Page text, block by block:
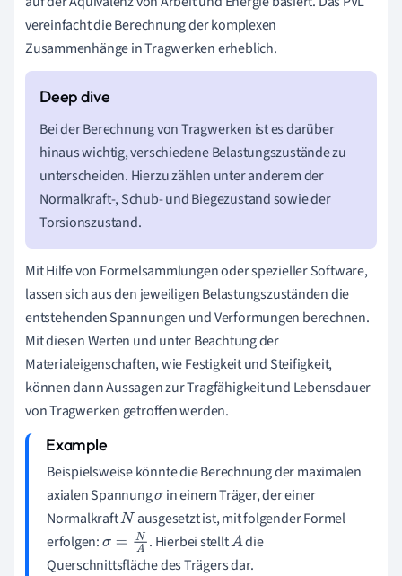
vereinfacht die Berechnung der komplexen
Zusammenhänge in Tragwerken erheblich.
Bei der Berechnung von Tragwerken ist es darüber
hinaus wichtig, verschiedene Belastungszustände zu
unterscheiden. Hierzu zählen unter anderem der
Normalkraft-, Schub- und Biegezustand sowie der
Torsionszustand.
Mit Hilfe von Formelsammlungen oder spezieller Software,
lassen sich aus den jeweiligen Belastungszuständen die
entstehenden Spannungen und Verformungen berechnen.
Mit diesen Werten und unter Beachtung der
Materialeigenschaften, wie Festigkeit und Steifigkeit,
können dann Aussagen zur Tragfähigkeit und Lebensdauer
von Tragwerken getroffen werden.
Beispielsweise könnte die Berechnung der maximalen
axialen Spannungσ in einem Träger, der einer
NormalkraftN ausgesetzt ist, mit folgender Formel
erfolgen:σ=NA . Hierbei stelltA die
Querschnittsfläche des Trägers dar.